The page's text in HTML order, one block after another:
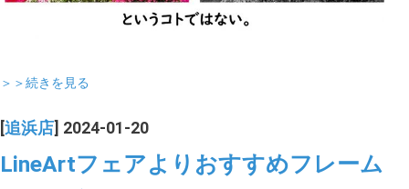
＞＞続きを見る
追浜店 ] 2024-01-20
LineArtフェアよりおすすめフレーム